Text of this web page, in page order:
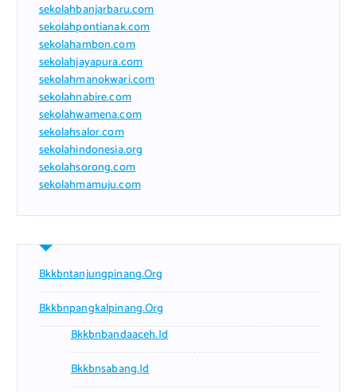
sekolahbanjarbaru.com
sekolahpontianak.com
sekolahambon.com
sekolahjayapura.com
sekolahmanokwari.com
sekolahnabire.com
sekolahwamena.com
sekolahsalor.com
sekolahindonesia.org
sekolahsorong.com
sekolahmamuju.com
Bkkbntanjungpinang.org
Bkkbnpangkalpinang.org
Bkkbnbandaaceh.id
Bkkbnsabang.id